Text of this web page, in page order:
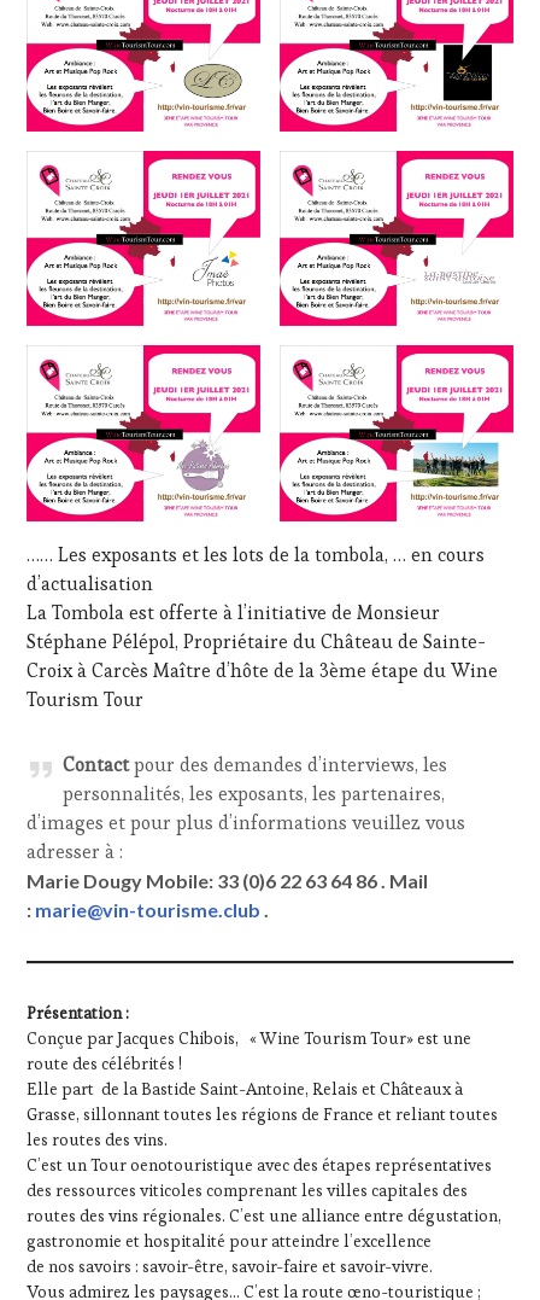
…… Les exposants et les lots de la tombola, … en cours
d’actualisation
La Tombola est offerte à l’initiative de Monsieur
Stéphane Pélépol, Propriétaire du Château de Sainte-
Croix à Carcès Maître d’hôte de la 3ème étape du Wine
Tourism Tour
Contactpour des demandes d’interviews, les
personnalités, les exposants, les partenaires,
d’images et pour plus d’informations veuillez vous
adresser à :
Marie Dougy Mobile: 33 (0)6 22 63 64 86 . Mail
: marie@vin-tourisme.club
Présentation :
Conçue par Jacques Chibois, « Wine Tourism Tour» est une
route des célébrités !
Elle part de la Bastide Saint-Antoine, Relais et Châteaux à
Grasse, sillonnant toutes les régions de France et reliant toutes
les routes des vins.
C’est un Tour oenotouristique avec des étapes représentatives
des ressources viticoles comprenant les villes capitales des
routes des vins régionales. C’est une alliance entre dégustation,
gastronomie et hospitalité pour atteindre l’excellence
de nos savoirs : savoir-être, savoir-faire et savoir-vivre.
Vous admirez les paysages… C’est la route œno-touristique ;